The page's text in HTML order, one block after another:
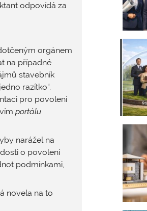
odpovídá za
orgánem
na případné
stavebník
razítko“.
pro povolení
portálu
narážel na
o povolení
podmínkami,
novela na to